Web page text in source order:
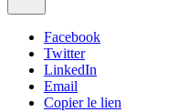
Facebook
Twitter
LinkedIn
Email
Copier le lien